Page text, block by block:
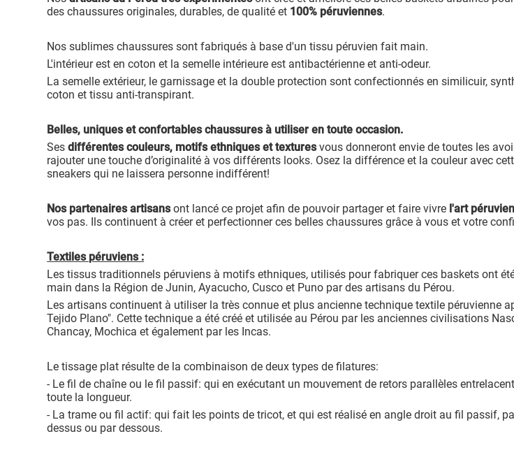
des chaussures originales, durables, de qualité et 100% péruviennes.
Nos sublimes chaussures sont fabriqués à base d'un tissu péruvien fait main.
L'intérieur est en coton et la semelle intérieure est antibactérienne et anti-odeur.
La semelle extérieur, le garnissage et la double protection sont confectionnés en similicuir,
coton et tissu anti-transpirant.
Belles, uniques et confortables chaussures à utiliser en toute occasion.
Sesdifférentes couleurs, motifs ethniques et texturesvous donneront envie de toutes les
rajouter une touche d’originalité à vos différents looks. Osez la différence et la couleur avec
sneakers qui ne laissera personne indifférent!
Nos partenaires artisansont lancé ce projet afin de pouvoir partager et faire vivre l'art péruvien
vos pas. Ils continuent à créer et perfectionner ces belles chaussures grâce à vous et votre
Textiles péruviens :
Les tissus traditionnels péruviens à motifs ethniques, utilisés pour fabriquer ces baskets ont
main dans la Région de Junin, Ayacucho, Cusco et Puno par des artisans du Pérou.
Les artisans continuent à utiliser la très connue et plus ancienne technique textile péruvienne
Tejido Plano". Cette technique a été créé et utilisée au Pérou par les anciennes civilisations
Chancay, Mochica et également par les Incas.
Le tissage plat résulte de la combinaison de deux types de filatures:
- Le fil de chaîne ou le fil passif: qui en exécutant un mouvement de retors parallèles
toute la longueur.
- La trame ou fil actif: qui fait les points de tricot, et qui est réalisé en angle droit au fil passif,
dessus ou par dessous.